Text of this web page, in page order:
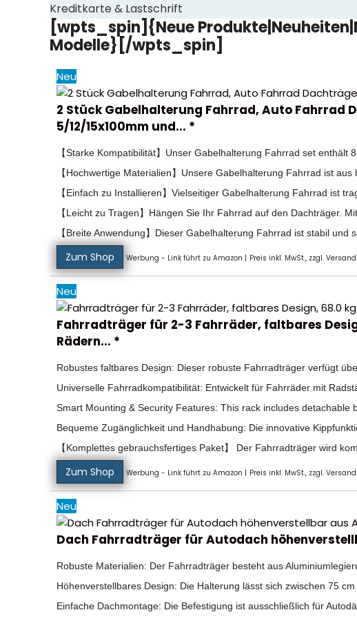
Kreditkarte & Lastschrift
[wpts_spin]{Neue
Modelle}[/wpts_spin]
Neu
2 Stück Gabelhalterung Fahrrad, Auto
5/12/15x100mm und... *
【Starke Kompatibilität】Unser Gabelhalterung Fahrrad set enthält
【Hochwertige Materialien】Unsere Gabelhalterung Fahrrad ist aus
【Einfach zu Installieren】Vielseitiger Gabelhalterung Fahrrad ist
【Leicht zu Tragen】Hängen Sie Ihr Fahrrad auf den Dachträger.
【Breite Anwendung】Dieser Gabelhalterung Fahrrad ist stabil und
Zum Shop Werbung - Link führt zu Amazon | Preis inkl. MwSt., zzgl.
Neu
Fahrradträger für 2-3 Fahrräder, faltbares
Rädern... *
Robustes faltbares Design: Dieser robuste Fahrradträger verfügt
Universelle Fahrradkompatibilität: Entwickelt für Fahrräder mit
Smart Mounting & Security Features: This rack includes detachable
Bequeme Zugänglichkeit und Handhabung: Die innovative
【Komplettes gebrauchsfertiges Paket】 Der Fahrradträger wird
Zum Shop Werbung - Link führt zu Amazon | Preis inkl. MwSt., zzgl.
Neu
Dach Fahrradträger für Autodach
Robuste Materialien: Der Fahrradträger besteht aus
Höhenverstellbares Design: Die Halterung lässt sich zwischen 75
Einfache Dachmontage: Die Befestigung ist ausschließlich für